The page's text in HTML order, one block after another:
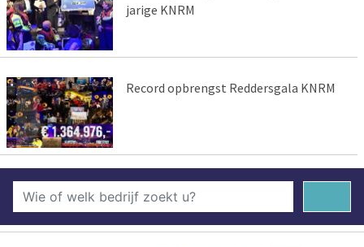
jarige KNRM
Record opbrengst Reddersgala KNRM